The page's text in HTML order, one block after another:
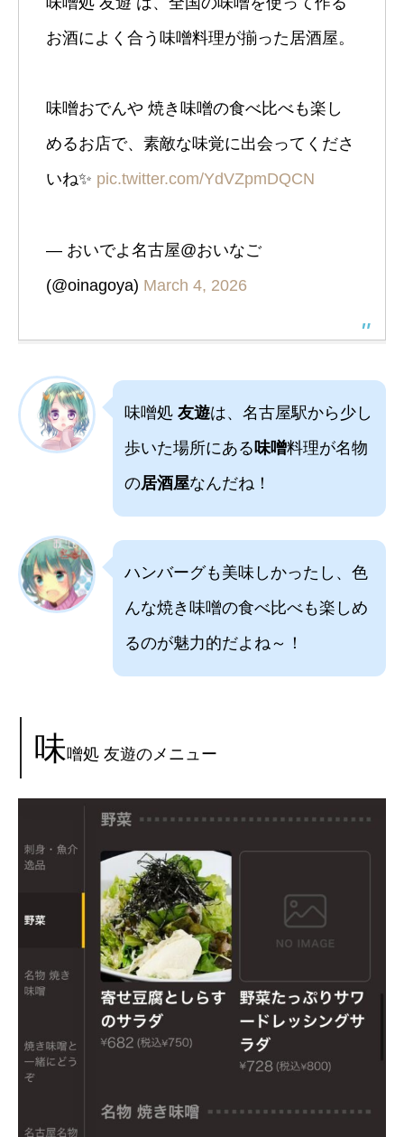
お酒によく合う味噌料理が揃った居酒屋。
味噌おでんや 焼き味噌の食べ比べも楽し
めるお店で、素敵な味覚に出会ってくださ
いね✨️ pic.twitter.com/YdVZpmDQCN
— おいでよ名古屋@おいなご
(@oinagoya) March 4, 2026
味噌処 友遊は、名古屋駅から少し
歩いた場所にある味噌料理が名物
の居酒屋なんだね！
ハンバーグも美味しかったし、色
んな焼き味噌の食べ比べも楽しめ
るのが魅力的だよね～！
味噌処 友遊のメニュー